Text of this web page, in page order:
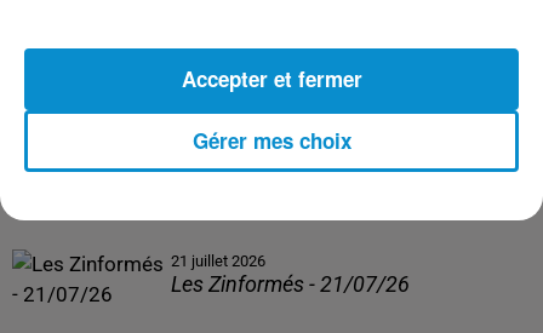
21 juillet 2026
Les Zinformés - 21/07/26
Gérer mes choix
Accepter et fermer